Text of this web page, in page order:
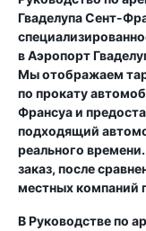
Гваделупа Сент-
вАэропорт
Мы отображаем
по прокату
Франсуаи
подходящий
реального
заказ, после
местных компаний
В Руководстве по